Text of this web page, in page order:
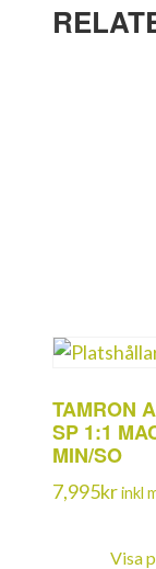
TAMRON
SP 1:1
MIN/SO
7,995krinkl
Visa